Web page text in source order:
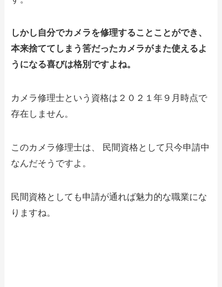
しかし自分でカメラを修理することことができ、
本来捨ててしまう筈だったカメラがまた使えるよ
うになる喜びは格別ですよね。
カメラ修理士という資格は２０２１年９月時点で
存在しません。
このカメラ修理士は、 民間資格として只今申請中
なんだそうですよ。
民間資格としても申請が通れば魅力的な職業にな
りますね。